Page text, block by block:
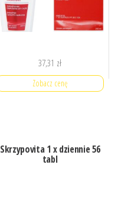
37,31 zł
Zobacz cenę
Skrzypovita 1 x dziennie 56
tabl